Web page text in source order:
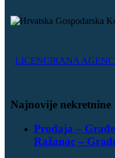
LICENCIRANA
Najnovije nekretnine
Prodaja –
Ražanac –